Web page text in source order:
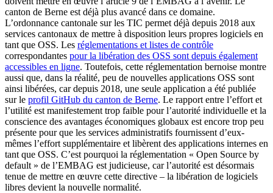
canton de Berne est déjà plus avancé dans ce domaine.
L’ordonnance cantonale sur les TIC permet déjà depuis 2018 aux
services cantonaux de mettre à disposition leurs propres logiciels en
tant que OSS. Les réglementations et listes de contrôle
correspondantes pour la libération des OSS sont depuis également
accessibles en ligne. Toutefois, cette réglementation bernoise montre
aussi que, dans la réalité, peu de nouvelles applications OSS sont
ainsi libérées, car depuis 2018, une seule application a été publiée
sur le profil GitHub du canton de Berne. Le rapport entre l’effort et
l’utilité est manifestement trop faible pour l’autorité individuelle et la
conscience des avantages économiques globaux est encore trop peu
présente pour que les services administratifs fournissent d’eux-
mêmes l’effort supplémentaire et libèrent des applications internes en
tant que OSS. C’est pourquoi la réglementation « Open Source by
default » de l’EMBAG est judicieuse, car l’autorité est désormais
tenue de mettre en œuvre cette directive – la libération de logiciels
libres devient la nouvelle normalité.